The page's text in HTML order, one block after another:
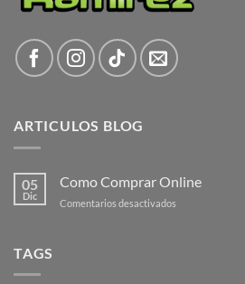
ARTICULOS BLOG
05
Dic
Como Comprar Online
Comentarios desactivados
TAGS